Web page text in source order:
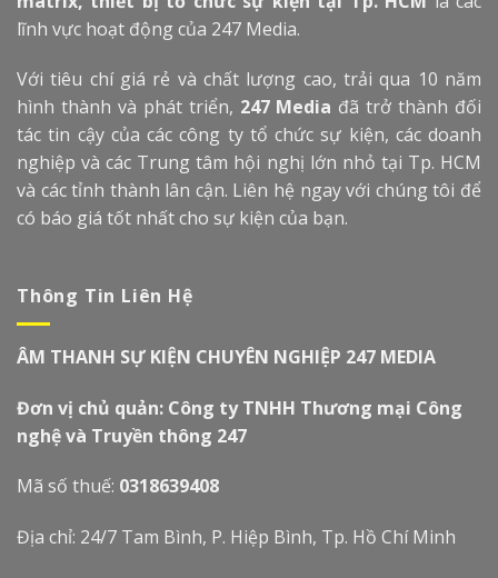
lĩnh vực hoạt động của 247 Media.
Với tiêu chí giá rẻ và chất lượng cao, trải qua 10 năm
hình thành và phát triển, 247 Media đã trở thành đối
tác tin cậy của các công ty tổ chức sự kiện, các doanh
nghiệp và các Trung tâm hội nghị lớn nhỏ tại Tp. HCM
và các tỉnh thành lân cận. Liên hệ ngay với chúng tôi để
có báo giá tốt nhất cho sự kiện của bạn.
Thông Tin Liên Hệ
ÂM THANH SỰ KIỆN CHUYÊN NGHIỆP 247 MEDIA
Đơn vị chủ quản: Công ty TNHH Thương mại Công
nghệ và Truyền thông 247
Mã số thuế: 0318639408
Địa chỉ: 24/7 Tam Bình, P. Hiệp Bình, Tp. Hồ Chí Minh